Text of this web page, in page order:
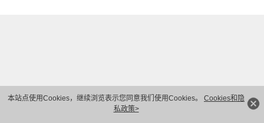
本站点使用Cookies，继续浏览表示您同意我们使用Cookies。 Cookies和隐
私政策>